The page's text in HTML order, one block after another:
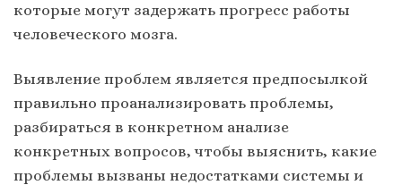
которые могут задержать прогресс работы
человеческого мозга.
Выявление проблем является предпосылкой
правильно проанализировать проблемы,
разбираться в конкретном анализе
конкретных вопросов, чтобы выяснить, какие
проблемы вызваны недостатками системы и